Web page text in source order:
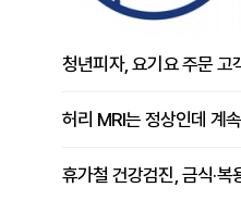
청년피자, 요기요 주문 고